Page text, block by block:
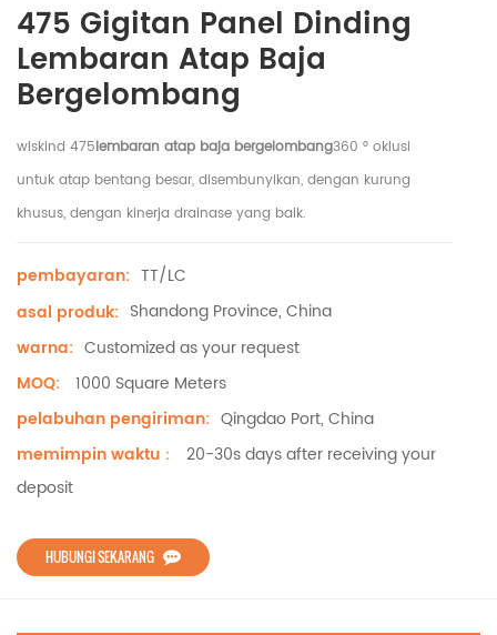
475 Gigitan Panel Dinding
Lembaran Atap Baja
Bergelombang
wiskind 475lembaran atap baja bergelombang360 ° oklusi
untuk atap bentang besar, disembunyikan, dengan kurung
khusus, dengan kinerja drainase yang baik.
pembayaran: TT/LC
asal produk: Shandong Province, China
warna: Customized as your request
MOQ:
1000 Square Meters
pelabuhan pengiriman: Qingdao Port, China
memimpin waktu：
20-30s days after receiving your
deposit
HUBUNGI SEKARANG